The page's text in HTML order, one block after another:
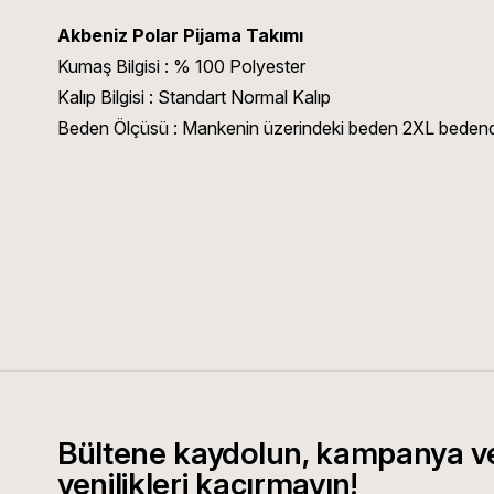
Akbeniz Polar Pijama Takımı
Kumaş Bilgisi : % 100 Polyester
Kalıp Bilgisi : Standart Normal Kalıp
Beden Ölçüsü : Mankenin üzerindeki beden 2XL
Bültene kaydolun, kampanya
yenilikleri kaçırmayın!